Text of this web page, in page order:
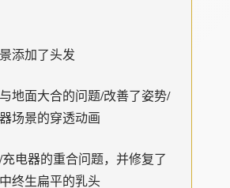
添加了头发
地面大合的问题/改善了姿势/
场景的穿透动画
电器的重合问题，并修复了
终生扁平的乳头